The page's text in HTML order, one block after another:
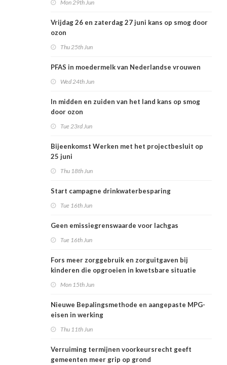
Mon 29th Jun
Vrijdag 26 en zaterdag 27 juni kans op smog door
ozon
Thu 25th Jun
PFAS in moedermelk van Nederlandse vrouwen
Wed 24th Jun
In midden en zuiden van het land kans op smog
door ozon
Tue 23rd Jun
Bijeenkomst Werken met het projectbesluit op
25 juni
Thu 18th Jun
Start campagne drinkwaterbesparing
Tue 16th Jun
Geen emissiegrenswaarde voor lachgas
Tue 16th Jun
Fors meer zorggebruik en zorguitgaven bij
kinderen die opgroeien in kwetsbare situatie
Mon 15th Jun
Nieuwe Bepalingsmethode en aangepaste MPG-
eisen in werking
Thu 11th Jun
Verruiming termijnen voorkeursrecht geeft
gemeenten meer grip op grond